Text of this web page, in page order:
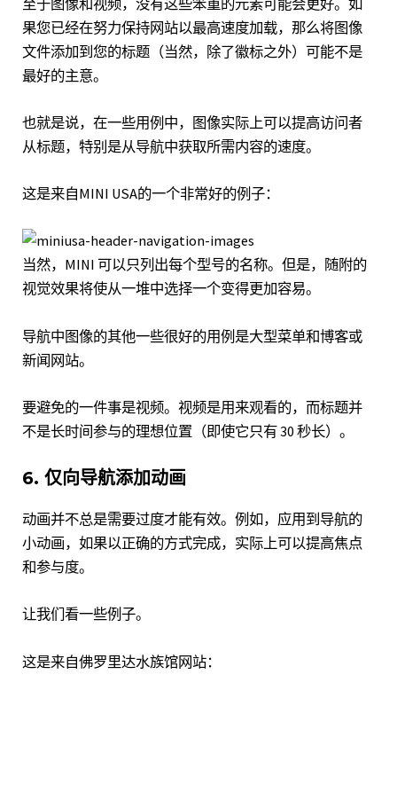
果您已经在努力保持网站以最高速度加载，那么将图像
文件添加到您的标题（当然，除了徽标之外）可能不是
最好的主意。
也就是说，在一些用例中，图像实际上可以提高访问者
从标题，特别是从导航中获取所需内容的速度。
这是来自MINI USA的一个非常好的例子：
当然，MINI 可以只列出每个型号的名称。但是，随附的
视觉效果将使从一堆中选择一个变得更加容易。
导航中图像的其他一些很好的用例是大型菜单和博客或
新闻网站。
要避免的一件事是视频。视频是用来观看的，而标题并
不是长时间参与的理想位置（即使它只有 30 秒长）。
6. 仅向导航添加动画
动画并不总是需要过度才能有效。例如，应用到导航的
小动画，如果以正确的方式完成，实际上可以提高焦点
和参与度。
让我们看一些例子。
这是来自佛罗里达水族馆网站：